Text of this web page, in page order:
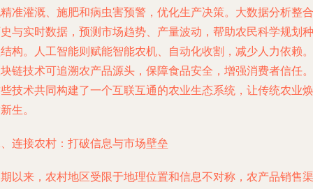
准灌溉、施肥和病虫害预警，优化生产决策。大数据分析整合
与实时数据，预测市场趋势、产量波动，帮助农民科学规划种
构。人工智能则赋能智能农机、自动化收割，减少人力依赖。
链技术可追溯农产品源头，保障食品安全，增强消费者信任。
技术共同构建了一个互联互通的农业生态系统，让传统农业焕
生。
连接农村：打破信息与市场壁垒
以来，农村地区受限于地理位置和信息不对称，农产品销售渠